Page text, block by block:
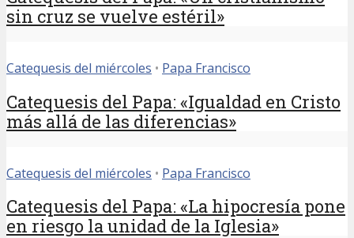
sin cruz se vuelve estéril»
Catequesis del miércoles • Papa Francisco
Catequesis del Papa: «Igualdad en Cristo
más allá de las diferencias»
Catequesis del miércoles • Papa Francisco
Catequesis del Papa: «La hipocresía pone
en riesgo la unidad de la Iglesia»